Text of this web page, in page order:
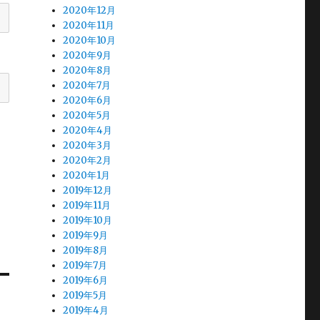
2020年12月
2020年11月
2020年10月
2020年9月
2020年8月
2020年7月
2020年6月
2020年5月
2020年4月
2020年3月
2020年2月
2020年1月
2019年12月
2019年11月
2019年10月
2019年9月
2019年8月
2019年7月
2019年6月
2019年5月
2019年4月